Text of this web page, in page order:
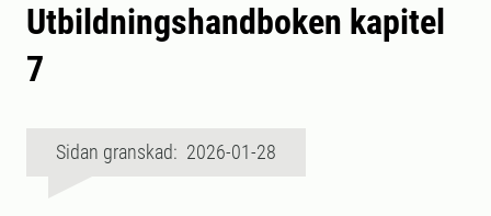
Utbildningshandboken kapitel
7
Sidan granskad: 2026-01-28